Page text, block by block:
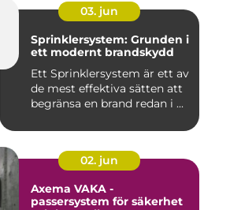
03. jun
Sprinklersystem: Grunden i
ett modernt brandskydd
Ett Sprinklersystem är ett av
de mest effektiva sätten att
begränsa en brand redan i ...
02. jun
Axema VAKA -
passersystem för säkerhet